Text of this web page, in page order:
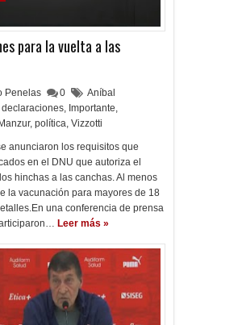
para la vuelta a las
Penelas 0
Aníbal
declaraciones, Importante,
Manzur, política, Vizzotti
anunciaron los requisitos que
en el DNU que autoriza el
hinchas a las canchas. Al menos
la vacunación para mayores de 18
una conferencia de prensa
Leer más »